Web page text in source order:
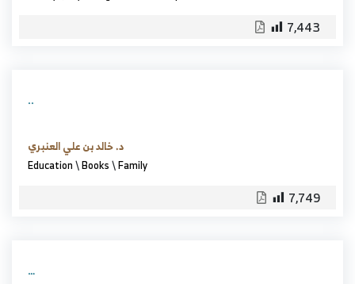
7,443
..
د. خالد بن علي العنبري
Education\Books\Family
7,749
…